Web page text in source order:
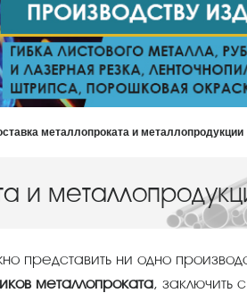
металлопроката и металлопродукции
и
представить ни одно
металлопроката, заключить